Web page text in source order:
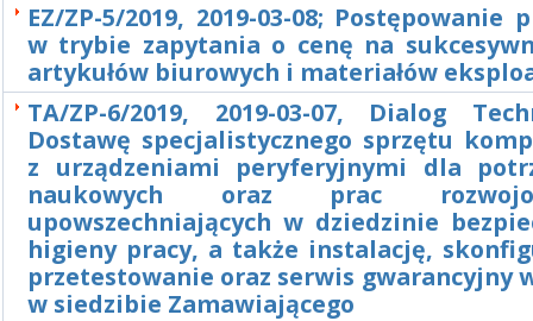
EZ/ZP-5/2019, 2019-03-08; Postępowanie
w trybie zapytania o cenę na
artykułów biurowych i materiałów
TA/ZP-6/2019, 2019-03-07, Dialog
Dostawę specjalistycznego sprzętu
z urządzeniami peryferyjnymi dla
naukowych oraz prac
upowszechniających w dziedzinie
higieny pracy, a także instalację,
przetestowanie oraz serwis gwarancyjny
w siedzibie Zamawiającego